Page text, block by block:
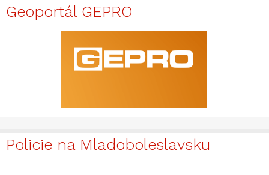
Geoportál GEPRO
Policie na Mladoboleslavsku